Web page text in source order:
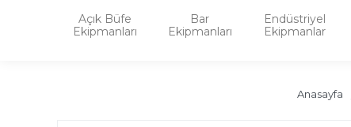
Açık Büfe
Ekipmanları
Bar
Ekipmanları
Endüstriyel
Ekipmanlar
Anasayfa